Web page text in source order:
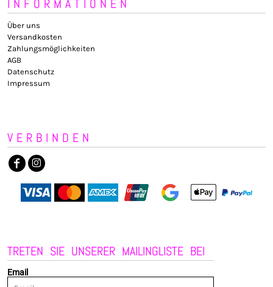
INFORMATIONEN
Über uns
Versandkosten
Zahlungsmöglichkeiten
AGB
Datenschutz
Impressum
VERBINDEN
TRETEN SIE UNSERER MAILINGLISTE BEI
Email